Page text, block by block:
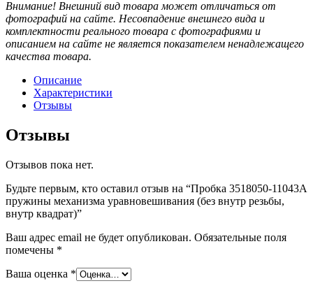
механизма
уравновешивания
(без
внутр
внутр
квадрат)
Внимание! Внешний вид товара может отличаться от
фотографий на сайте. Несовпадение внешнего вида и
комплектности реального товара с фотографиями и
описанием на сайте не является показателем ненадлежащего
качества товара.
Описание
Характеристики
Отзывы
Отзывы
Отзывов пока нет.
Будьте первым, кто оставил отзыв на “Пробка 3518050-11043А
пружины механизма уравновешивания (без внутр резьбы,
внутр квадрат)”
Ваш адрес email не будет опубликован. Обязательные поля
помечены *
Ваша оценка *